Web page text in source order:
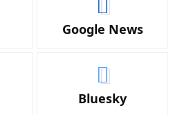
Google News
Bluesky